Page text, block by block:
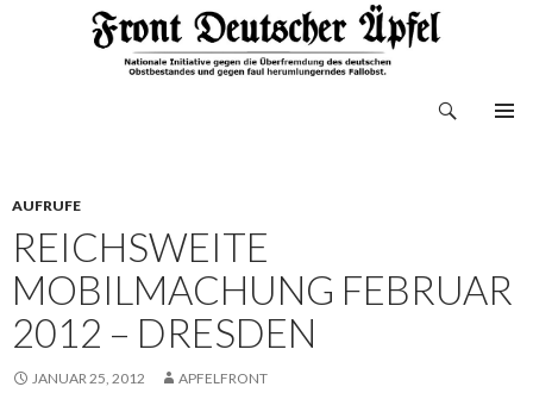
AUFRUFE
REICHSWEITE
MOBILMACHUNG FEBRUAR
2012 – DRESDEN
JANUAR 25, 2012 APFELFRONT